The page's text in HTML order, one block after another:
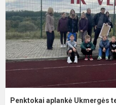
Penktokai aplankė Ukmergės